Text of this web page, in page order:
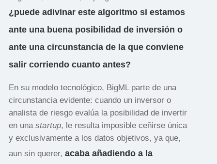
¿puede adivinar este algoritmo si estamos
ante una buena posibilidad de inversión o
ante una circunstancia de la que conviene
salir corriendo cuanto antes?
En su modelo tecnológico, BigML parte de una
circunstancia evidente: cuando un inversor o
analista de riesgo evalúa la posibilidad de invertir
en una startup, le resulta imposible ceñirse única
y exclusivamente a los datos objetivos, ya que,
aun sin querer, acaba añadiendo a la